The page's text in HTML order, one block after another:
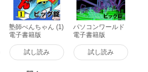
塾師べんちゃん (1)
電子書籍版
試し読み
パソコンワールド
電子書籍版
試し読み